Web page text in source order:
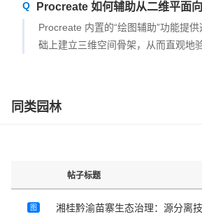
Procreate 如何辅助从二维平面
Procreate 内置的“绘图辅助”功能提
础上建立三维空间骨架，从而直观地
同类园林
帖子标题
图 湘桂黔渝苗寨生态治理：源分离